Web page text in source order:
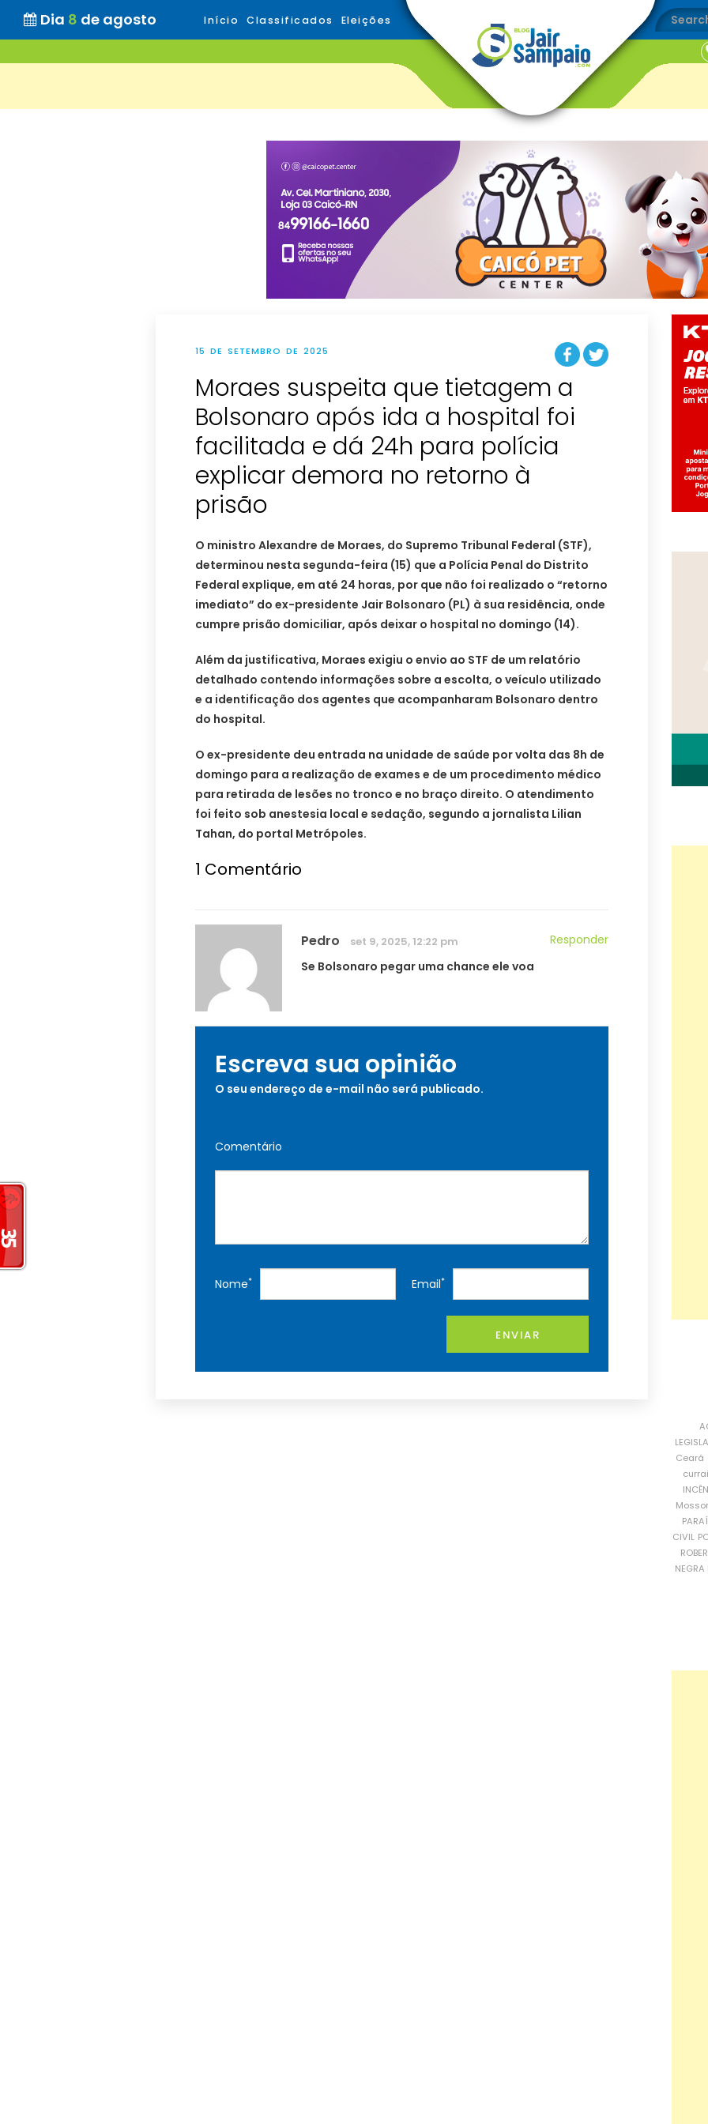
Dia 8 de agosto Início Classificados Eleições
15 DE SETEMBRO DE 2025
Moraes suspeita que tietagem a
Bolsonaro após ida a hospital foi
facilitada e dá 24h para polícia
explicar demora no retorno à
prisão
O ministro Alexandre de Moraes, do Supremo Tribunal Federal (STF),
determinou nesta segunda-feira (15) que a Polícia Penal do Distrito
Federal explique, em até 24 horas, por que não foi realizado o “retorno
imediato” do ex-presidente Jair Bolsonaro (PL) à sua residência, onde
cumpre prisão domiciliar, após deixar o hospital no domingo (14).
Além da justificativa, Moraes exigiu o envio ao STF de um relatório
detalhado contendo informações sobre a escolta, o veículo utilizado
e a identificação dos agentes que acompanharam Bolsonaro dentro
do hospital.
O ex-presidente deu entrada na unidade de saúde por volta das 8h de
domingo para a realização de exames e de um procedimento médico
para retirada de lesões no tronco e no braço direito. O atendimento
foi feito sob anestesia local e sedação, segundo a jornalista Lilian
Tahan, do portal Metrópoles.
1 Comentário
Pedro set 9, 2025, 12:22 pm
Responder
Se Bolsonaro pegar uma chance ele voa
Escreva sua opinião
O seu endereço de e-mail não será publicado.
Comentário
Nome* Email*
ENVIAR
Ceará
CIVIL
NEGRA